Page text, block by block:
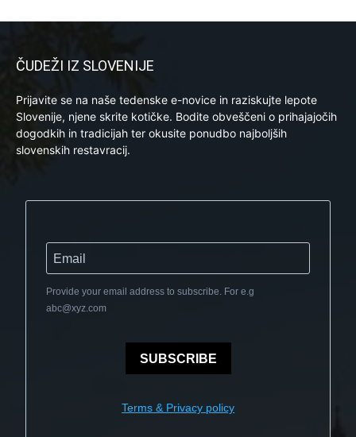
ČUDEŽI IZ SLOVENIJE
Prijavite se na naše tedenske e-novice in raziskujte lepote
Slovenije, njene skrite kotičke. Bodite obveščeni o prihajajočih
dogodkih in tradicijah ter okusite ponudbo najboljših
slovenskih restavracij.
Provide your email address to subscribe. For e.g
abc@xyz.com
SUBSCRIBE
Terms & Privacy policy